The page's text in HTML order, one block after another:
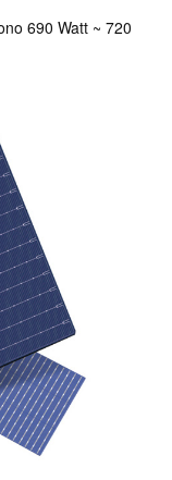
690 Watt ~ 720